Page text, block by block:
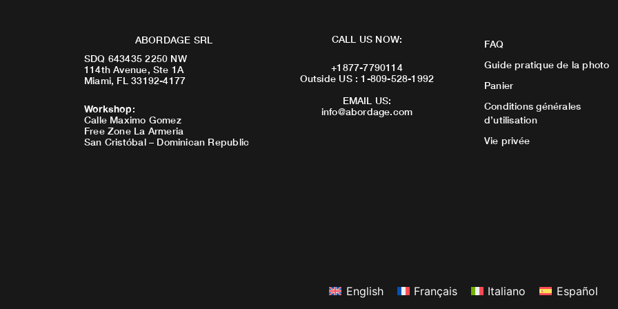
ABORDAGE SRL
SDQ 643435 2250 NW
114th Avenue, Ste 1A
Miami, FL 33192-4177
Workshop:
Calle Maximo Gomez
Free Zone La Armeria
San Cristóbal – Dominican Republic
CALL US NOW:
+1877-7790114
Outside US : 1-809-528-1992
EMAIL US:
info@abordage.com
FAQ
Guide pratique de la photo
Panier
Conditions générales
d’utilisation
Vie privée
English Français Italiano Español